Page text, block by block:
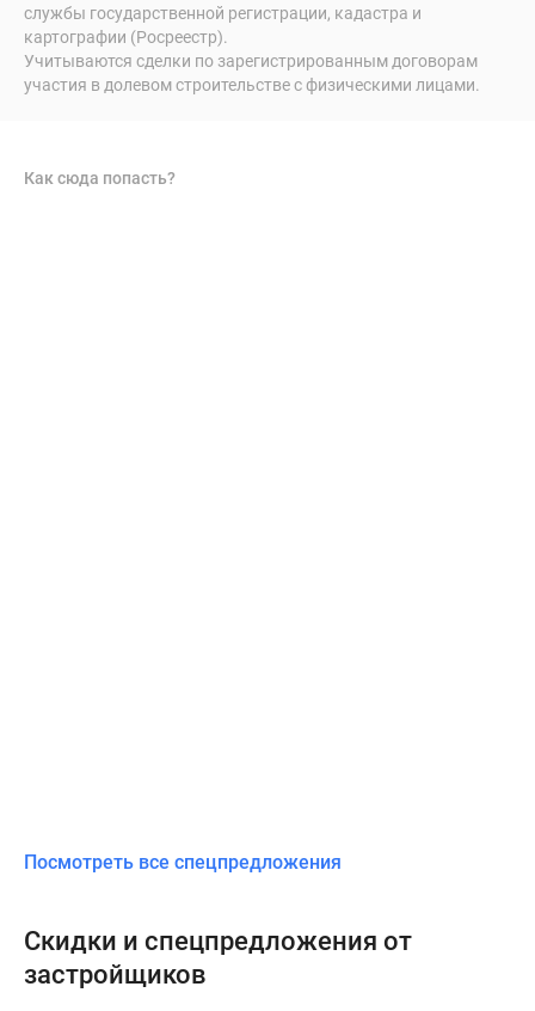
службы государственной регистрации, кадастра и
картографии (Росреестр).
Учитываются сделки по зарегистрированным договорам
участия в долевом строительстве с физическими лицами.
Как сюда попасть?
Посмотреть все спецпредложения
Скидки и спецпредложения от
застройщиков